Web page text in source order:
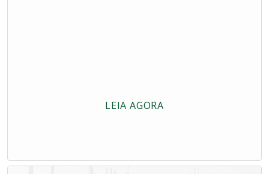
LEIA AGORA